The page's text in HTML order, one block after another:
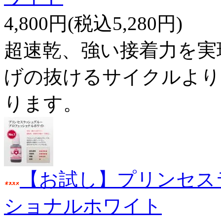
4,800円(税込5,280円)
超速乾、強い接着力を
げの抜けるサイクルよ
ります。
【お試し】プリンセ
ショナルホワイト